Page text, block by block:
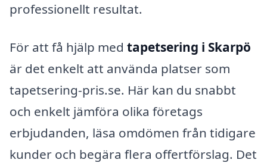
professionellt resultat.
För att få hjälp med tapetsering i Skarpö
är det enkelt att använda platser som
tapetsering-pris.se. Här kan du snabbt
och enkelt jämföra olika företags
erbjudanden, läsa omdömen från tidigare
kunder och begära flera offertförslag. Det